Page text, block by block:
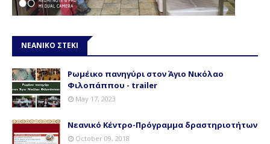
ΝΕΑΝΙΚΟ ΣΤΕΚΙ
Ρωμέικο πανηγύρι στον Άγιο Νικόλαο
Φιλοπάππου - trailer
May 17, 2023
Νεανικό Κέντρο-Πρόγραμμα δραστηριοτήτων
October 09, 2018